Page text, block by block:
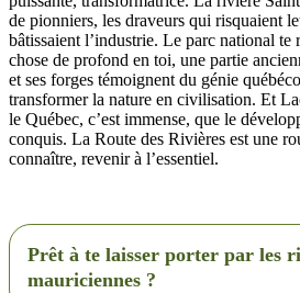
de pionniers, les draveurs qui risquaient
bâtissaient l’industrie. Le parc national te
chose de profond en toi, une partie
et ses forges témoignent du génie
transformer la nature en civilisation. Et
le Québec, c’est immense, que le
conquis. La Route des Rivières est une
connaître, revenir à l’essentiel.
Prêt à te laisser porter par les
mauriciennes ?